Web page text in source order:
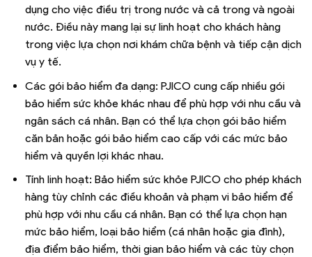
dụng cho việc điều trị trong nước và cả trong và ngoài
nước. Điều này mang lại sự linh hoạt cho khách hàng
trong việc lựa chọn nơi khám chữa bệnh và tiếp cận dịch
vụ y tế.
Các gói bảo hiểm đa dạng: PJICO cung cấp nhiều gói
bảo hiểm sức khỏe khác nhau để phù hợp với nhu cầu và
ngân sách cá nhân. Bạn có thể lựa chọn gói bảo hiểm
căn bản hoặc gói bảo hiểm cao cấp với các mức bảo
hiểm và quyền lợi khác nhau.
Tính linh hoạt: Bảo hiểm sức khỏe PJICO cho phép khách
hàng tùy chỉnh các điều khoản và phạm vi bảo hiểm để
phù hợp với nhu cầu cá nhân. Bạn có thể lựa chọn hạn
mức bảo hiểm, loại bảo hiểm (cá nhân hoặc gia đình),
địa điểm bảo hiểm, thời gian bảo hiểm và các tùy chọn